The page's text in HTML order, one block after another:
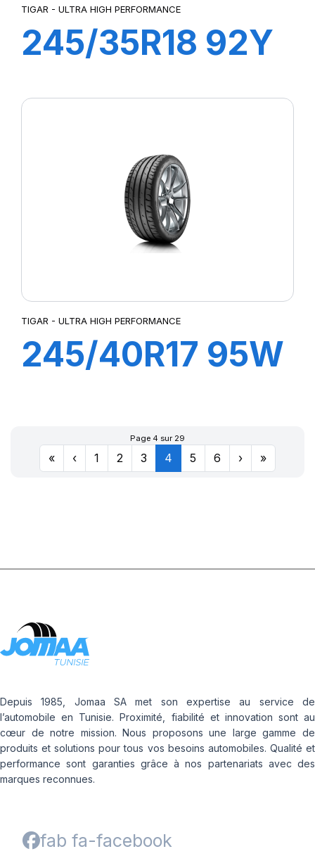
TIGAR - ULTRA HIGH PERFORMANCE
245/35R18 92Y
TIGAR - ULTRA HIGH PERFORMANCE
245/40R17 95W
PERFORMANCE
Page 4 sur 29
« ‹ 1 2 3 4 5 6 › »
Depuis 1985, Jomaa SA met son expertise au service de
l’automobile en Tunisie. Proximité, fiabilité et innovation sont au
cœur de notre mission. Nous proposons une large gamme de
produits et solutions pour tous vos besoins automobiles. Qualité et
performance sont garanties grâce à nos partenariats avec des
marques reconnues.
fab fa-facebook